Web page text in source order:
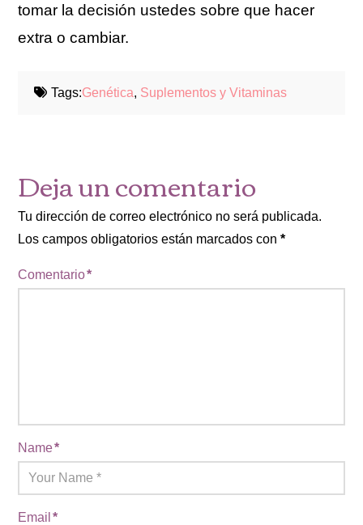
tomar la decisión ustedes sobre que hacer
extra o cambiar.
Tags:Genética, Suplementos y Vitaminas
Deja un comentario
Tu dirección de correo electrónico no será publicada.
Los campos obligatorios están marcados con*
Comentario*
Name*
Email*